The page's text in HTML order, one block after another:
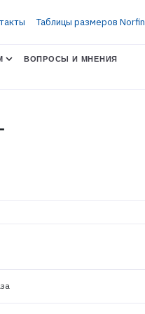
Таблицы размеров Norfin
ВОПРОСЫ И МНЕНИЯ